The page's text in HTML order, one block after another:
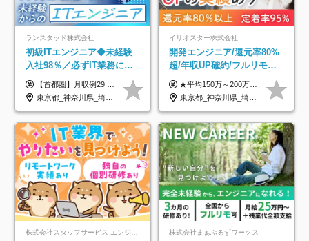
ランスタッド株式会社
初級ITエンジニア◆未経験
入社98％／必ずIT業務に配
属／月収例29.5万円／Web
面接1回／土日面接可/SE
【首都圏】月収例29.5万円（月給26万円＋諸手当） 【東海・関西】月収例28.5万円（月給25万円＋諸手当） 【九州】月収例26万円（月給23万円＋諸手当） ※経験・スキル・前職給与を踏まえ、総合的に判断して決定します。 例：首都圏 月収例31万円（月給27万円＋諸手当） ◆各種手当 ・通勤手当（上限4万円まで） ・残業代手当（1分単位で全額支給） ※固定残業代制は採用しておりません ・深夜勤務手当 ・資格取得支援（ランクに応じてお祝い金1万円～10万円を支給） ◆昇給：年1回 ◆補足 ・研修中1ヶ月間は、時給1670円となります。 ・試用期間6ヶ月あり。その間の待遇に変更はありません。 ※詳細は面接時にご案内します。
東京都_神奈川県_埼玉県_千葉県_大阪府_愛知県_兵庫県_京都府_福岡県
イリオスター株式会社
開発エンジニア/還元率80%
超/年収UP確約/フルリモ
OK/年休130日/平均残業7h/
約2万件の案件から選択
★平均150万～200万円年収UPを実現！ ★前職給与を100％保証！ ★案件内容の開示・明確な評価体制あり ⇒クライアント評価で即昇給を実現したケースも◎ ★年12回（毎月昇給チャンスあり） ■月給35万円～103万円 ※経験・能力・前職給与を考慮し、決定 ※上記給与には月30時間分(6万6500円以上)の固定残業代が含まれます。超過分は手当として別途支給します ※試用期間3ヶ月あり(期間中の給与・待遇面に差異はありません) ▼収入アップの実例をご紹介 ───────────── ★働き方改革をした30代男性（PG） 子どもが生まれたばかりなのに、忙しい現場で残業も月50～60時間が当たり前。 ⇒残業ほぼゼロ＆週3リモートの働き方に！しかも給与もアップ！ ★収入アップした30代男性（PM） 子供が3人いて家計も苦しく、残業代で稼ぐ日々… ⇒残業をたくさんしていた年収額より、100万円以上アップしました！
東京都_神奈川県_埼玉県_千葉県_大阪府_愛知県_北海道_青森県_岩手県_宮城県_秋田県_山形県_福島県_茨城県_栃木県_群馬県_新潟県_山梨県_長野県_富山県_石川県_福井県_静岡県_岐阜県_三重県_兵庫県_京都府_滋賀県_奈良県_和歌山県_広島県_岡山県_鳥取県_島根県_山口県_徳島県_香川県_愛媛県_高知県_福岡県_熊本県_佐賀県_長崎県_大分県_宮崎県_鹿児島県_沖縄県
株式会社スタッフサービス エンジニアリング事業本部 株式会社まぁぶるずワークス